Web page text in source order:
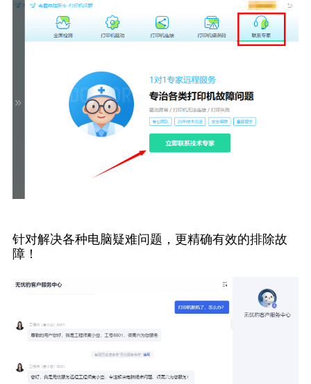
针对解决各种电脑疑难问题，更精确有效的排除故
障！